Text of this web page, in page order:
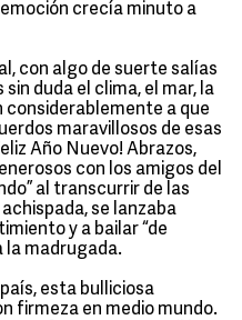
crecía minuto a
con algo de suerte salías
duda el clima, el mar, la
considerablemente a que
maravillosos de esas
Año Nuevo! Abrazos,
con los amigos del
al transcurrir de las
se lanzaba
y a bailar “de
la madrugada.
esta bulliciosa
firmeza en medio mundo.